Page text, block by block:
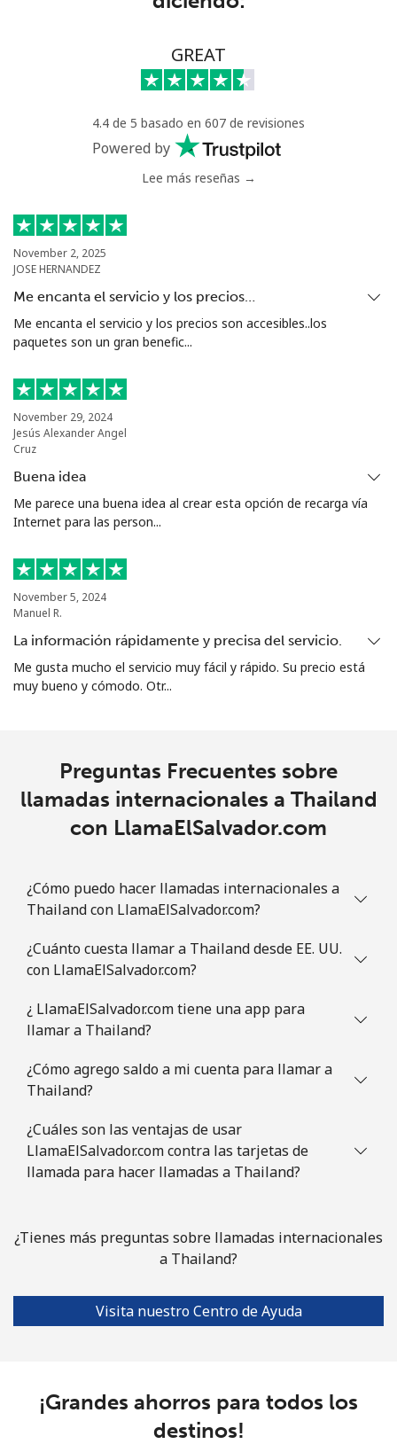
144 min por ⁦€10⁩
48 min por ⁦€10⁩
10 min por ⁦€10⁩
Celular ⁦93.9¢⁩
Turkey
Línea fija ⁦4.5¢⁩ 222 min por ⁦€10⁩
Turkmenistan
Línea fija
Celular ⁦32.9¢⁩ 30 min por ⁦€10⁩ ⁦16¢⁩
Línea fija
Celular ⁦32.5¢⁩ 30 min por ⁦€10⁩
Tuvalu
GREAT
4.4 de 5 basado en 607 de revisiones
Powered by
Lee más reseñas →
November 2, 2025
JOSE HERNANDEZ
Me encanta el servicio y los precios…
Me encanta el servicio y los precios son accesibles..los
paquetes son un gran benefic...
November 29, 2024
Jesús Alexander Angel
Cruz
Buena idea
Me parece una buena idea al crear esta opción de recarga vía
Internet para las person...
November 5, 2024
Manuel R.
La información rápidamente y precisa del servicio.
Me gusta mucho el servicio muy fácil y rápido. Su precio está
muy bueno y cómodo. Otr...
Preguntas Frecuentes sobre
llamadas internacionales a Thailand
con LlamaElSalvador.com
¿Cómo puedo hacer llamadas internacionales a
Thailand con LlamaElSalvador.com?
¿Cuánto cuesta llamar a Thailand desde EE. UU.
con LlamaElSalvador.com?
¿ LlamaElSalvador.com tiene una app para
llamar a Thailand?
¿Cómo agrego saldo a mi cuenta para llamar a
Thailand?
¿Cuáles son las ventajas de usar
LlamaElSalvador.com contra las tarjetas de
llamada para hacer llamadas a Thailand?
¿Tienes más preguntas sobre llamadas internacionales
a Thailand?
Visita nuestro Centro de Ayuda
¡Grandes ahorros para todos los
destinos!